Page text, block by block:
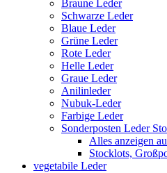
Braune Leder
Schwarze Leder
Blaue Leder
Grüne Leder
Rote Leder
Helle Leder
Graue Leder
Anilinleder
Nubuk-Leder
Farbige Leder
Sonderposten Leder
Alles anzeigen
Stocklots,
vegetabile Leder